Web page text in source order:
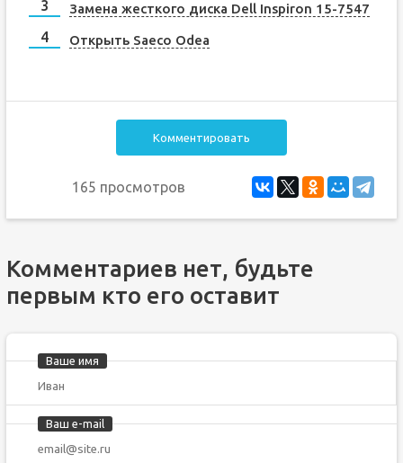
Замена жесткого диска Dell Inspiron 15-7547
Открыть Saeco Odea
Комментировать
165 просмотров
Комментариев нет, будьте
первым кто его оставит
Ваше имя
Ваш e-mail